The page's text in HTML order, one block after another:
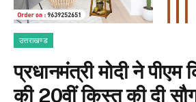
उत्तराखण्ड
प्रधानमंत्री मोदी ने पीएम
की 20वीं किस्त की दी